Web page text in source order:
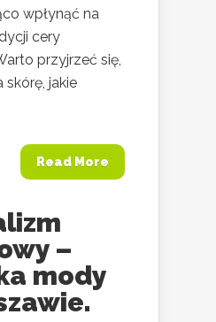
wpłynąć na
cery
przyjrzeć się,
skórę, jakie
Read More
–
mody